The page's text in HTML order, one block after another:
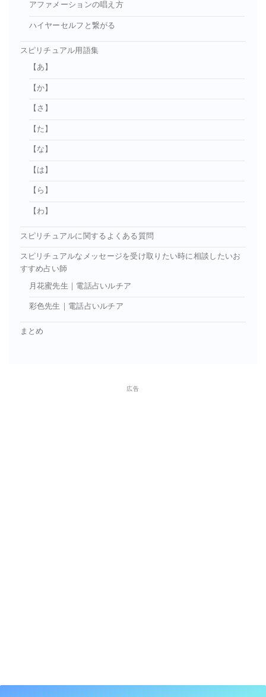
アファメーションの唱え方
ハイヤーセルフと繋がる
スピリチュアル用語集
【あ】
【か】
【さ】
【た】
【な】
【は】
【ら】
【わ】
スピリチュアルに関するよくある質問
スピリチュアルなメッセージを受け取りたい時に相談したいお
すすめ占い師
月花蜜先生｜電話占いルチア
彩色先生｜電話占いルチア
まとめ
広告